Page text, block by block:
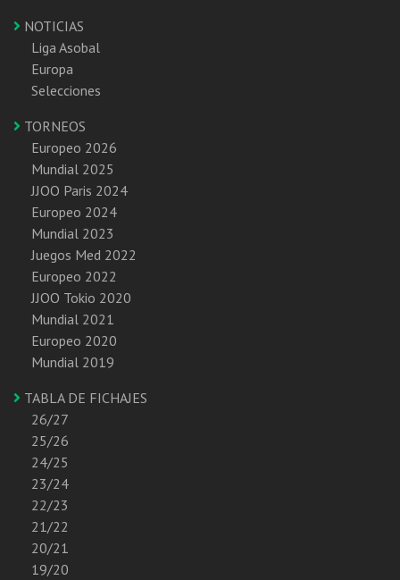
NOTICIAS
Liga Asobal
Europa
Selecciones
TORNEOS
Europeo 2026
Mundial 2025
JJOO Paris 2024
Europeo 2024
Mundial 2023
Juegos Med 2022
Europeo 2022
JJOO Tokio 2020
Mundial 2021
Europeo 2020
Mundial 2019
TABLA DE FICHAJES
26/27
25/26
24/25
23/24
22/23
21/22
20/21
19/20